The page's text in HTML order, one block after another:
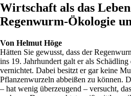
Wirtschaft als das
Regenwurm-Ökologie
Von Helmut Höge
Hätten Sie gewusst, dass der
ins 19. Jahrhundert galt er als
vernichtet. Dabei besitzt er gar keine
Pflanzenwurzeln abbeißen zu können.
– hat wenig überzeugend – versucht,